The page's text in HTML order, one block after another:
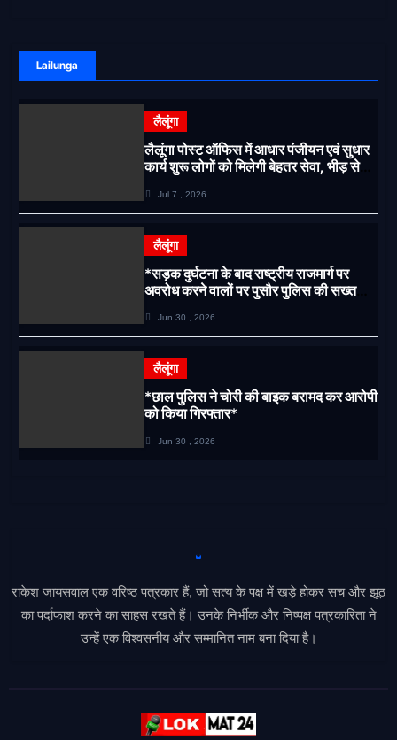
Lailunga
लैलूंगा
लैलूंगा पोस्ट ऑफिस में आधार पंजीयन एवं सुधार
कार्य शुरू लोगों को मिलेगी बेहतर सेवा, भीड़ से
Jul 7 , 2026
लैलूंगा
*सड़क दुर्घटना के बाद राष्ट्रीय राजमार्ग पर
अवरोध करने वालों पर पुसौर पुलिस की सख्त
Jun 30 , 2026
लैलूंगा
*छाल पुलिस ने चोरी की बाइक बरामद कर आरोपी
को किया गिरफ्तार*
Jun 30 , 2026
राकेश जायसवाल एक वरिष्ठ पत्रकार हैं, जो सत्य के पक्ष में खड़े होकर सच और झूठ
का पर्दाफाश करने का साहस रखते हैं। उनके निर्भीक और निष्पक्ष पत्रकारिता ने
उन्हें एक विश्वसनीय और सम्मानित नाम बना दिया है।